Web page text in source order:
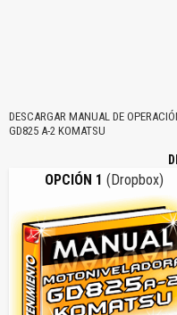
DESCARGAR MANUAL DE
GD825 A-2 KOMATSU
OPCIÓN 1 (Dropbox)